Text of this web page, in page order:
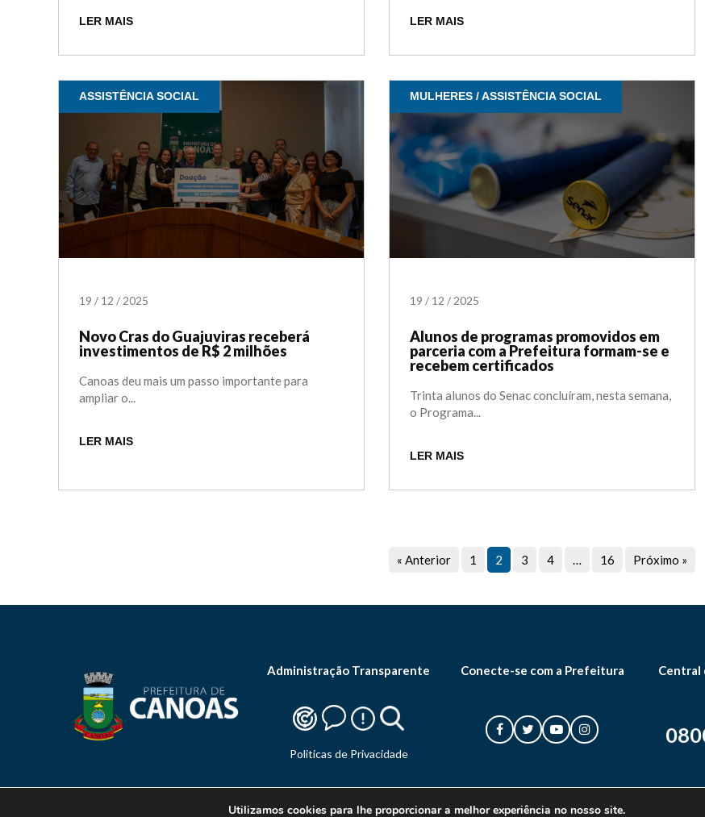
LER MAIS LER MAIS
ASSISTÊNCIA SOCIAL
19 / 12 /2025
Novo Cras do Guajuviras receberá
investimentos de R$ 2 milhões
Canoas deu mais um passo importante para
ampliar o...
LER MAIS
MULHERES / ASSISTÊNCIA SOCIAL
19 / 12 /2025
Alunos de programas promovidos em
parceria com a Prefeitura formam-se e
recebem certificados
Trinta alunos do Senac concluíram, nesta semana,
o Programa...
LER MAIS
« Anterior 1 2 3 4 … 16 Próximo »
Administração Transparente
Politicas de Privacidade
Conecte-se com a Prefeitura
Central
Utilizamos cookies para lhe proporcionar a melhor experiência no nosso site.